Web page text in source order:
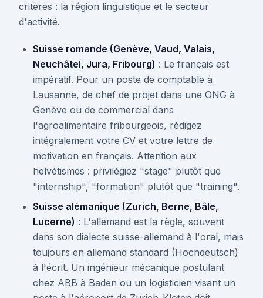
critères : la région linguistique et le secteur
d'activité.
Suisse romande (Genève, Vaud, Valais,
Neuchâtel, Jura, Fribourg) : Le français est
impératif. Pour un poste de comptable à
Lausanne, de chef de projet dans une ONG à
Genève ou de commercial dans
l'agroalimentaire fribourgeois, rédigez
intégralement votre CV et votre lettre de
motivation en français. Attention aux
helvétismes : privilégiez "stage" plutôt que
"internship", "formation" plutôt que "training".
Suisse alémanique (Zurich, Berne, Bâle,
Lucerne) : L'allemand est la règle, souvent
dans son dialecte suisse-allemand à l'oral, mais
toujours en allemand standard (Hochdeutsch)
à l'écrit. Un ingénieur mécanique postulant
chez ABB à Baden ou un logisticien visant un